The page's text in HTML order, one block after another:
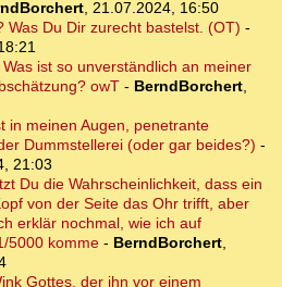
, 21.07.2024, 16:50
Was Du Dir zurecht bastelst. (OT) -
ist so unverständlich an meiner
owT - BerndBorchert,
in meinen Augen, penetrante
Dummstellerei (oder gar beides?) -
21:03
Du die Wahrscheinlichkeit, dass ein
von der Seite das Ohr trifft, aber
erklär nochmal, wie ich auf
5000 komme - BerndBorchert,
Gottes, der ihn vor einem